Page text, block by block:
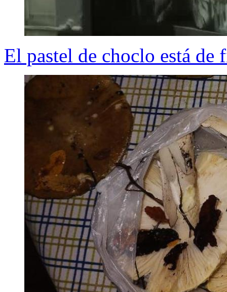
El pastel de choclo está de